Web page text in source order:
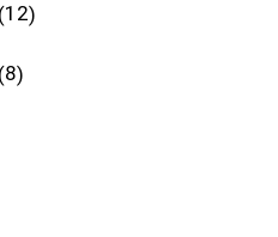
12
8